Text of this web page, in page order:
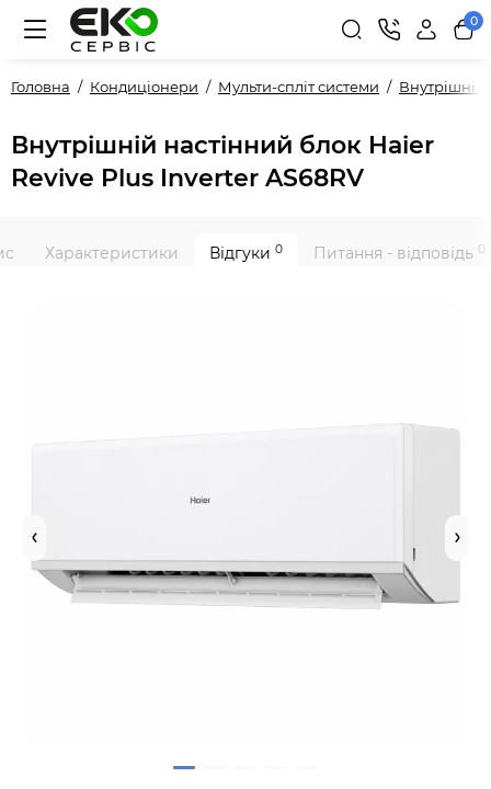
0
Головна Кондиціонери Мульти-спліт системи Внутрішні
Внутрішній настінний блок Haier
Revive Plus Inverter AS68RV
Характеристики Відгуки 0 Питання - відповідь 0